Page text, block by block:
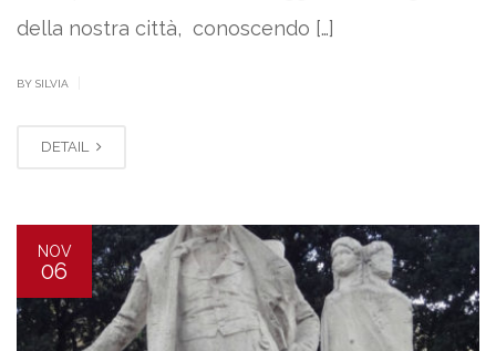
della nostra città, conoscendo […]
BY SILVIA
DETAIL
NOV
06